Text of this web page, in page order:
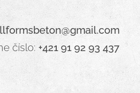
číslo: +421 91 92 93 437